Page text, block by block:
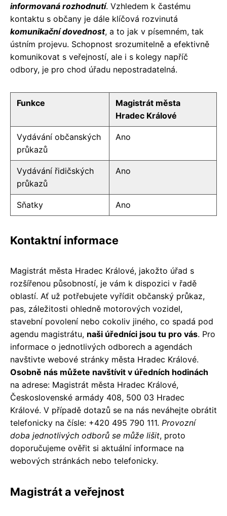
informovaná rozhodnutí. Vzhledem k častému
kontaktu s občany je dále klíčová rozvinutá
komunikační dovednost, a to jak v písemném, tak
ústním projevu. Schopnost srozumitelně a efektivně
komunikovat s veřejností, ale i s kolegy napříč
odbory, je pro chod úřadu nepostradatelná.
Funkce
Magistrát města
Hradec Králové
Vydávání občanských
průkazů
Ano
Vydávání řidičských
průkazů
Ano
Sňatky Ano
Kontaktní informace
Magistrát města Hradec Králové, jakožto úřad s
rozšířenou působností, je vám k dispozici v řadě
oblastí. Ať už potřebujete vyřídit občanský průkaz,
pas, záležitosti ohledně motorových vozidel,
stavební povolení nebo cokoliv jiného, co spadá pod
agendu magistrátu, naši úředníci jsou tu pro vás. Pro
informace o jednotlivých odborech a agendách
navštivte webové stránky města Hradec Králové.
Osobně nás můžete navštívit v úředních hodinách
na adrese: Magistrát města Hradec Králové,
Československé armády 408, 500 03 Hradec
Králové. V případě dotazů se na nás neváhejte obrátit
telefonicky na čísle: +420 495 790 111. Provozní
doba jednotlivých odborů se může lišit, proto
doporučujeme ověřit si aktuální informace na
webových stránkách nebo telefonicky.
Magistrát a veřejnost